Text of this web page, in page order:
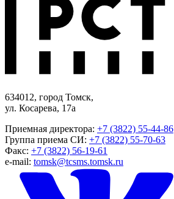
634012, город Томск,
ул. Косарева, 17а
Приемная директора: +7 (3822) 55-44-86
Группа приема СИ: +7 (3822) 55-70-63
Факс: +7 (3822) 56-19-61
e-mail: tomsk@tcsms.tomsk.ru